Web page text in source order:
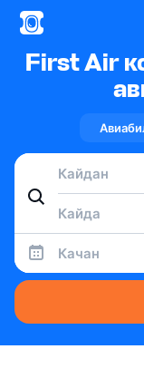
First Air
Качан